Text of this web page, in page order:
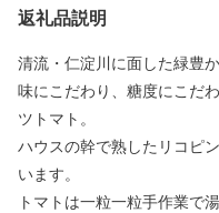
返礼品説明
清流・仁淀川に面した緑豊
味にこだわり、糖度にこだ
ツトマト。
ハウスの幹で熟したリコピ
います。
トマトは一粒一粒手作業で